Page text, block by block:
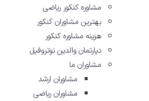
مشاوره کنکور ریاضی
بهترین مشاوران کنکور
هزینه مشاوره کنکور
دپارتمان والدین نوتروفیل
مشاوران ما
مشاوران ارشد
مشاوران ریاضی